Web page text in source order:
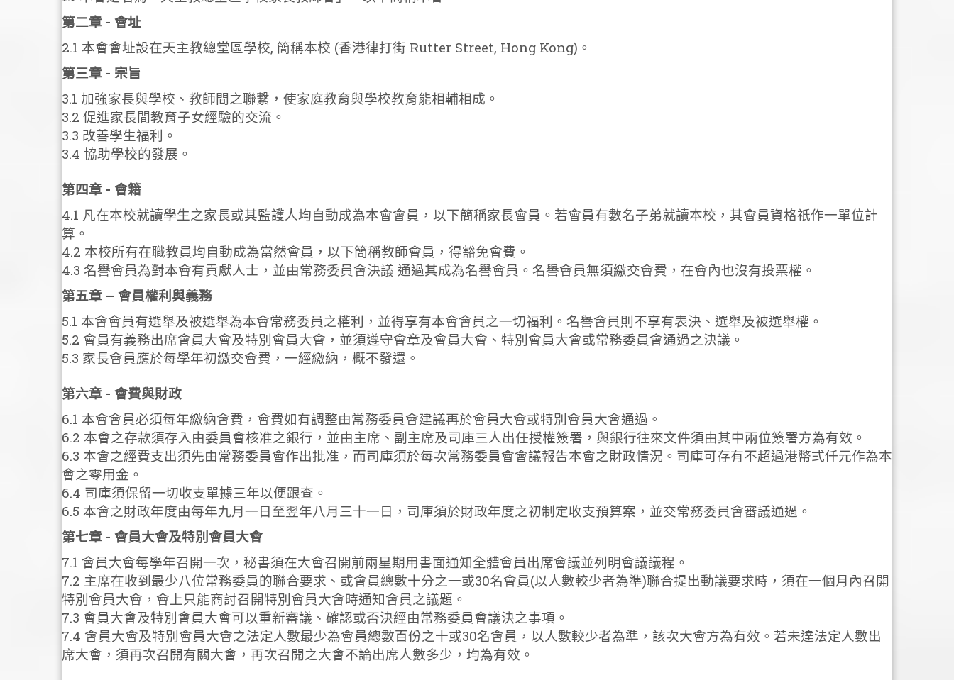
第二章 - 會址
2.1 本會會址設在天主教總堂區學校, 簡稱本校 (香港律打街 Rutter Street, Hong Kong)。
第三章 - 宗旨
3.1 加強家長與學校、教師間之聯繫，使家庭教育與學校教育能相輔相成。
3.2 促進家長間教育子女經驗的交流。
3.3 改善學生福利。
3.4 協助學校的發展。
第四章 - 會籍
4.1 凡在本校就讀學生之家長或其監護人均自動成為本會會員，以下簡稱家長會員。若會員有數名子弟就讀本校，其會員資格祇作一單位計
算。
4.2 本校所有在職教員均自動成為當然會員，以下簡稱教師會員，得豁免會費。
4.3 名譽會員為對本會有貢獻人士，並由常務委員會決議 通過其成為名譽會員。名譽會員無須繳交會費，在會內也沒有投票權。
第五章 – 會員權利與義務
5.1 本會會員有選舉及被選舉為本會常務委員之權利，並得享有本會會員之一切福利。名譽會員則不享有表決、選舉及被選舉權。
5.2 會員有義務出席會員大會及特別會員大會，並須遵守會章及會員大會、特別會員大會或常務委員會通過之決議。
5.3 家長會員應於每學年初繳交會費，一經繳納，概不發還。
第六章 - 會費與財政
6.1 本會會員必須每年繳納會費，會費如有調整由常務委員會建議再於會員大會或特別會員大會通過。
6.2 本會之存款須存入由委員會核准之銀行，並由主席、副主席及司庫三人出任授權簽署，與銀行往來文件須由其中兩位簽署方為有效。
6.3 本會之經費支出須先由常務委員會作出批准，而司庫須於每次常務委員會會議報告本會之財政情況。司庫可存有不超過港幣弍仟元作為本
會之零用金。
6.4 司庫須保留一切收支單據三年以便跟查。
6.5 本會之財政年度由每年九月一日至翌年八月三十一日，司庫須於財政年度之初制定收支預算案，並交常務委員會審議通過。
第七章 - 會員大會及特別會員大會
7.1 會員大會每學年召開一次，秘書須在大會召開前兩星期用書面通知全體會員出席會議並列明會議議程。
7.2 主席在收到最少八位常務委員的聯合要求、或會員總數十分之一或30名會員(以人數較少者為準)聯合提出動議要求時，須在一個月內召開
特別會員大會，會上只能商討召開特別會員大會時通知會員之議題。
7.3 會員大會及特別會員大會可以重新審議、確認或否決經由常務委員會議決之事項。
7.4 會員大會及特別會員大會之法定人數最少為會員總數百份之十或30名會員，以人數較少者為準，該次大會方為有效。若未達法定人數出
席大會，須再次召開有關大會，再次召開之大會不論出席人數多少，均為有效。